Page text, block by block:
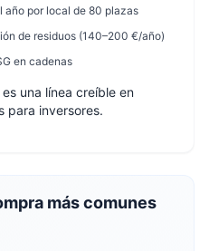
año por local de 80 plazas
de residuos (140–200 €/año)
en cadenas
una línea creíble en
para inversores.
más comunes